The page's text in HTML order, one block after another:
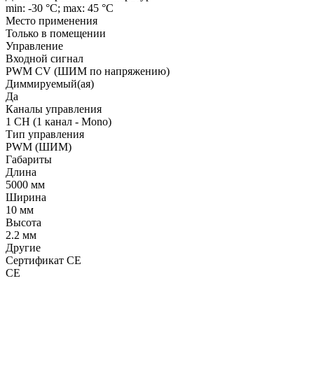
min: -30 °C; max: 45 °C
Место применения
Только в помещении
Управление
Входной сигнал
PWM СV (ШИМ по напряжению)
Диммируемый(ая)
Да
Каналы управления
1 CH (1 канал - Mono)
Тип управления
PWM (ШИМ)
Габариты
Длина
5000 мм
Ширина
10 мм
Высота
2.2 мм
Другие
Сертификат CE
CE